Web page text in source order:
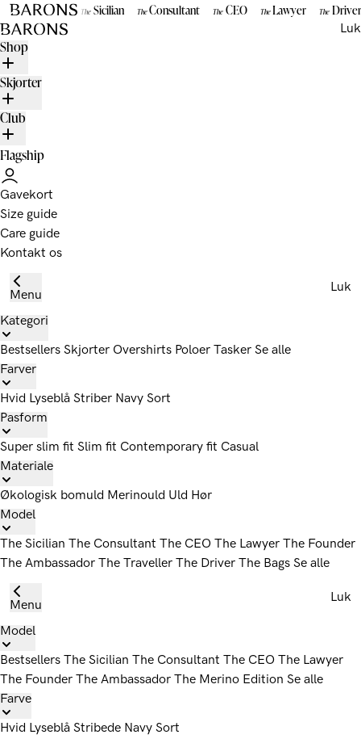
Gå til indhold
BARONS
The Sicilian The Consultant The CEO The Lawyer The Driver
Luk
Shop
Skjorter
Club
Flagship
Gavekort
Size guide
Care guide
Kontakt os
Menu
Luk
Kategori
Bestsellers Skjorter Overshirts Poloer Tasker Se alle
Farver
Hvid Lyseblå Striber Navy Sort
Pasform
Super slim fit Slim fit Contemporary fit Casual
Materiale
Økologisk bomuld Merinould Uld Hør
Model
The Sicilian The Consultant The CEO The Lawyer The Founder
The Ambassador The Traveller The Driver The Bags Se alle
Menu
Luk
Model
Bestsellers The Sicilian The Consultant The CEO The Lawyer
The Founder The Ambassador The Merino Edition Se alle
Farve
Hvid Lyseblå Stribede Navy Sort